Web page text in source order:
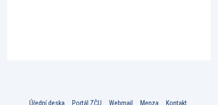
Úřední deska Portál ZČU Webmail Menza Kontakt